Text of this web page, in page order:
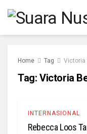
Home Tag Victoria
Tag: Victoria
INTERNASIONAL
Rebecca Loos